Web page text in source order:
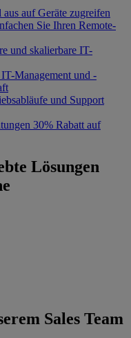
aus auf Geräte zugreifen
Sie Ihren Remote-
und skalierbare IT-
IT-Management und -
und Support
30% Rabatt auf
Lösungen
Sales Team